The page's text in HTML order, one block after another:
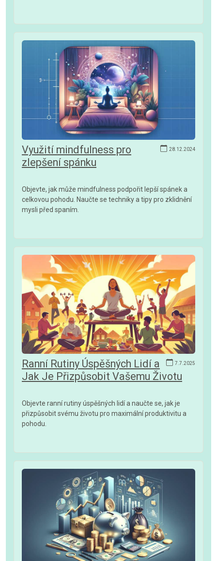
28.12.2024
Využití mindfulness pro
zlepšení spánku
Objevte, jak může mindfulness podpořit lepší spánek a
celkovou pohodu. Naučte se techniky a tipy pro zklidnění
mysli před spaním.
7.7.2025
Ranní Rutiny Úspěšných Lidí a
Jak Je Přizpůsobit Vašemu Životu
Objevte ranní rutiny úspěšných lidí a naučte se, jak je
přizpůsobit svému životu pro maximální produktivitu a
pohodu.